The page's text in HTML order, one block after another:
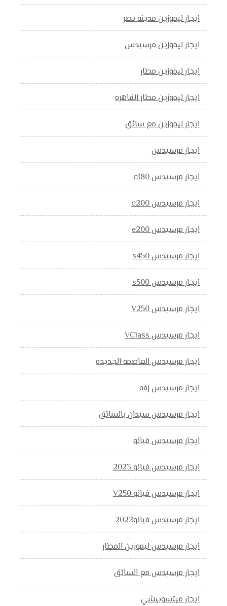
ايجار ليموزين مدينه نصر
ايجار ليموزين مرسيدس
ايجار ليموزين مطار
ايجار ليموزين مطار القاهره
ايجار ليموزين مع سائق
ايجار مرسيدس
ايجار مرسيدس c180
ايجار مرسيدس c200
ايجار مرسيدس e200
ايجار مرسيدس s450
ايجار مرسيدس s500
ايجار مرسيدس V250
ايجار مرسيدس VClass
ايجار مرسيدس العاصمه الجديده
ايجار مرسيدس زفه
ايجار مرسيدس سيدان بالسائق
ايجار مرسيدس فيانو
ايجار مرسيدس فيانو 2023
ايجار مرسيدس فيانو V250
ايجار مرسيدس فيانو2022
ايجار مرسيدس ليموزين المطار
ايجار مرسيدس مع السائق
ايجار ميتسوبيشي